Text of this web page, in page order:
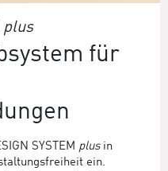
plus
für
SYSTEM plusin
ein.